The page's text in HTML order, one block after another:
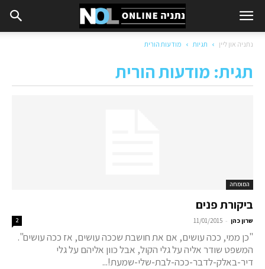
נתניה און ליין תגיות מודעות הורית
תגית: מודעות הורית
המומחה
ביקורת פנים
שרון כהן -
11/01/2015
2
"כן ממי, ככה עושים, אם את חושבת שככה עושים, אז ככה עושים".
המשפט שודר אליה על גלי הקול, אבל כוון אליהם על גלי
דיר-באלק-לדבר-ככה-לבת-שלי-שמעת!...